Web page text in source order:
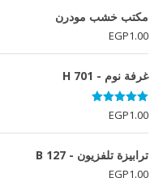
مكتب خشب مودرن
EGP1.00
غرفة نوم - H 701
تم التقييم
5.00
من 5
EGP1.00
ترابيزة تلفزيون - B 127
EGP1.00